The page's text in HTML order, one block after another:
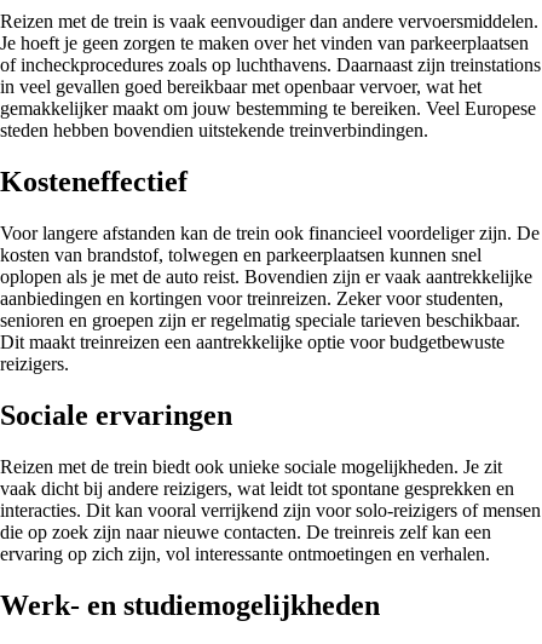
Reizen met de trein is vaak eenvoudiger dan andere vervoersmiddelen.
Je hoeft je geen zorgen te maken over het vinden van parkeerplaatsen
of incheckprocedures zoals op luchthavens. Daarnaast zijn treinstations
in veel gevallen goed bereikbaar met openbaar vervoer, wat het
gemakkelijker maakt om jouw bestemming te bereiken. Veel Europese
steden hebben bovendien uitstekende treinverbindingen.
Kosteneffectief
Voor langere afstanden kan de trein ook financieel voordeliger zijn. De
kosten van brandstof, tolwegen en parkeerplaatsen kunnen snel
oplopen als je met de auto reist. Bovendien zijn er vaak aantrekkelijke
aanbiedingen en kortingen voor treinreizen. Zeker voor studenten,
senioren en groepen zijn er regelmatig speciale tarieven beschikbaar.
Dit maakt treinreizen een aantrekkelijke optie voor budgetbewuste
reizigers.
Sociale ervaringen
Reizen met de trein biedt ook unieke sociale mogelijkheden. Je zit
vaak dicht bij andere reizigers, wat leidt tot spontane gesprekken en
interacties. Dit kan vooral verrijkend zijn voor solo-reizigers of mensen
die op zoek zijn naar nieuwe contacten. De treinreis zelf kan een
ervaring op zich zijn, vol interessante ontmoetingen en verhalen.
Werk- en studiemogelijkheden